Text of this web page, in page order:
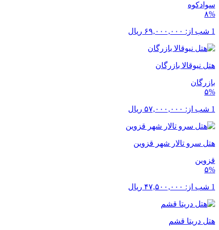
سوادکوه
۸%
1 شب از: ۶۹,۰۰۰,۰۰۰ ریال
هتل نیوقالا بازرگان
بازرگان
۵%
1 شب از: ۵۷,۰۰۰,۰۰۰ ریال
هتل سرو تالار شهر قزوین
قزوین
۵%
1 شب از: ۴۷,۵۰۰,۰۰۰ ریال
هتل دریتا قشم